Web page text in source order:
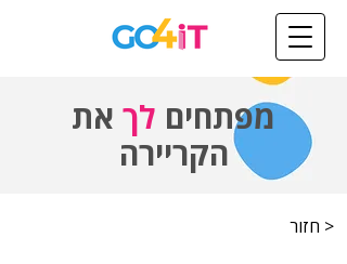
מפתחים לך את
הקריירה
< חזור